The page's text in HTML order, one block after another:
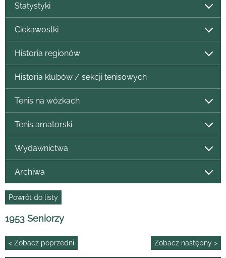
Statystyki
Ciekawostki
Historia regionów
Historia klubów / sekcji tenisowych
Tenis na wózkach
Tenis amatorski
Wydawnictwa
Archiwa
Powrót do listy
1953 Seniorzy
< Zobacz poprzedni Zobacz następny >